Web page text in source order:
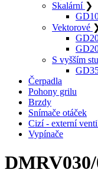
Skalární ❯
Vektorové
S vyšším
Čerpadla
Pohony grilu
Brzdy
Snímače otáček
Cizí - externí
Vypínače